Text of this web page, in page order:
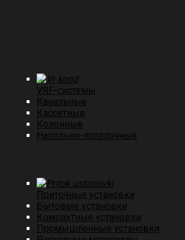
VRF-системы
Канальные
Касcетные
Колонные
Напольно-потолочные
Приточные установки
Бытовые установки
Компактные установки
Промышленные установки